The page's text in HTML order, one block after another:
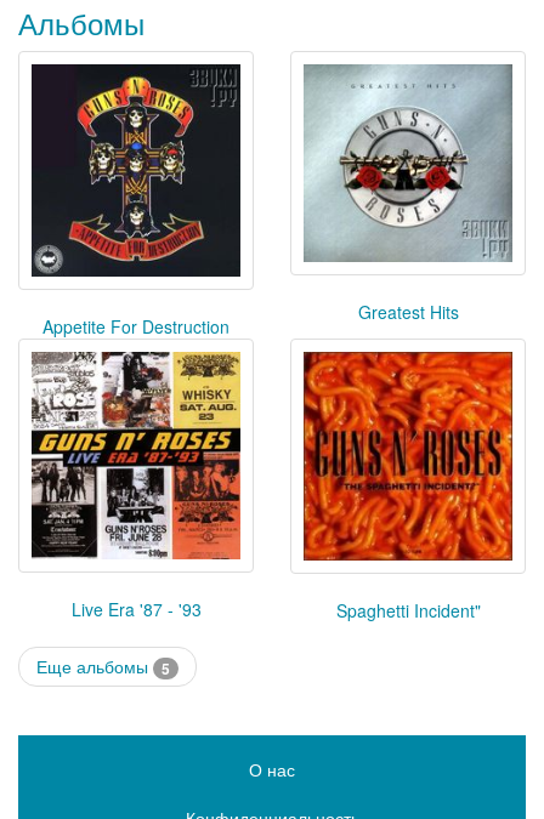
Альбомы
Appetite For Destruction
Greatest Hits
Live Era '87 - '93 Spaghetti Incident"
Еще альбомы 5
О нас